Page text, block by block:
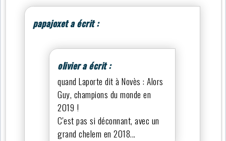
papajoxet a écrit :
olivier a écrit :
quand Laporte dit à Novès : Alors
Guy, champions du monde en
2019 !
C'est pas si déconnant, avec un
grand chelem en 2018...